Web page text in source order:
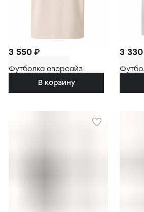
3 550 ₽
Футболка оверсайз
В корзину
3